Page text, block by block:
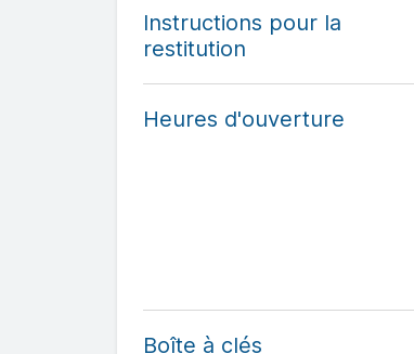
Instructions pour la
restitution
Heures d'ouverture
Boîte à clés